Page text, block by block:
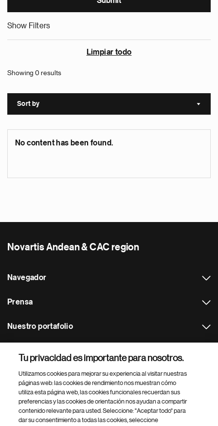
Show Filters
Limpiar todo
Showing 0 results
Sort by Sort
No content has been found.
Novartis Andean & CAC region
Navegador
Prensa
Nuestro portafolio
Footer Site Search
Tu privacidad es importante para nosotros.
Utilizamos cookies para mejorar su experiencia al visitar nuestras
páginas web: las cookies de rendimiento nos muestran cómo
utiliza esta página web, las cookies funcionales recuerdan sus
preferencias y las cookies de orientación nos ayudan a compartir
contenido relevante para usted. Seleccione: "Aceptar todo" para
dar su consentimiento a todas las cookies, seleccione